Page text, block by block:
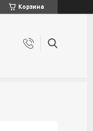
Корзина